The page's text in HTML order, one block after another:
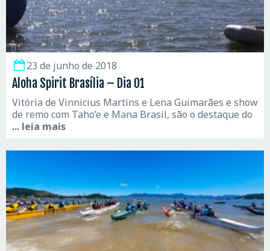
23 de junho de 2018
Aloha Spirit Brasília – Dia 01
Vitória de Vinnicius Martins e Lena Guimarães e show
de remo com Taho’e e Mana Brasil, são o destaque do
... leia mais